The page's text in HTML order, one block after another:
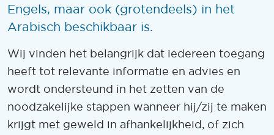
Engels, maar ook (grotendeels) in het
Arabisch beschikbaar is.
Wij vinden het belangrijk dat iedereen toegang
heeft tot relevante informatie en advies en
wordt ondersteund in het zetten van de
noodzakelijke stappen wanneer hij/zij te maken
krijgt met geweld in afhankelijkheid, of zich